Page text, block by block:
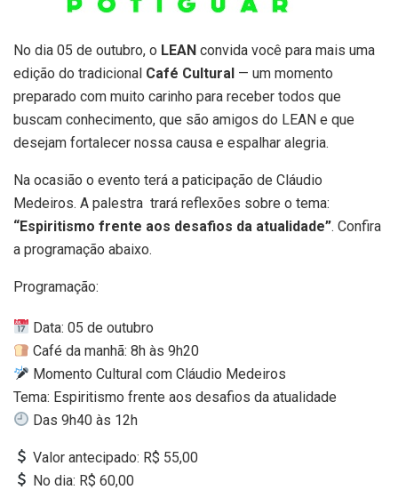
No dia 05 de outubro, o LEAN convida você para mais uma
edição do tradicional Café Cultural — um momento
preparado com muito carinho para receber todos que
buscam conhecimento, que são amigos do LEAN e que
desejam fortalecer nossa causa e espalhar alegria.
Na ocasião o evento terá a paticipação de Cláudio
Medeiros. A palestra trará reflexões sobre o tema:
“Espiritismo frente aos desafios da atualidade”. Confira
a programação abaixo.
Programação:
Data: 05 de outubro
Café da manhã: 8h às 9h20
Momento Cultural com Cláudio Medeiros
Tema: Espiritismo frente aos desafios da atualidade
Das 9h40 às 12h
Valor antecipado: R$ 55,00
No dia: R$ 60,00